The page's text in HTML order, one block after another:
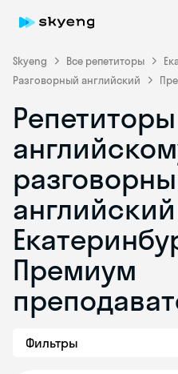
Skyeng Все репетиторы
Разговорный английский
Премиум
Фильтры
Skyeng Chat